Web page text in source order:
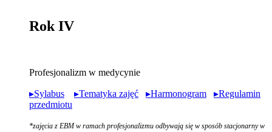
Rok IV
Profesjonalizm w medycynie
▸Sylabus ▸Tematyka zajęć ▸Harmonogram
▸Regulamin
przedmiotu
*zajęcia z EBM w ramach profesjonalizmu odbywają się w sposób stacjonarny w